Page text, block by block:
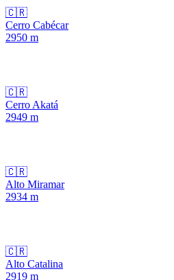
🇨🇷
Cerro Cabécar
2950 m
🇨🇷
Cerro Akatá
2949 m
🇨🇷
Alto Miramar
2934 m
🇨🇷
Alto Catalina
2919 m